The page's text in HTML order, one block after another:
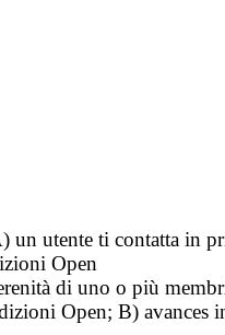
utente ti contatta in
Open
di uno o più
Open; B) avances